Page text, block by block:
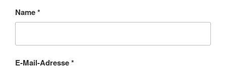
Name*
E-Mail-Adresse*